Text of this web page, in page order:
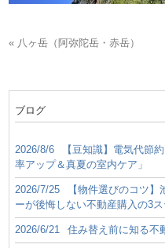
« 八ヶ岳（阿弥陀岳・赤岳）
ブログ
2026/8/6
【豆知識】電気代節
率アップ＆真夏の室内ケア」
2026/7/25
【物件選びのコツ
ーが後悔しない不動産購入の3
2026/6/21 住み替え前に知る不